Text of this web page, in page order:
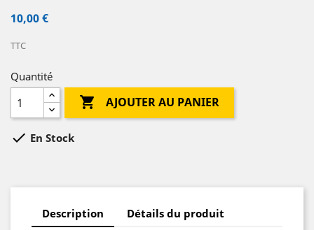
10,00 €
TTC
Quantité
 AJOUTER AU PANIER
 En Stock
Description Détails du produit